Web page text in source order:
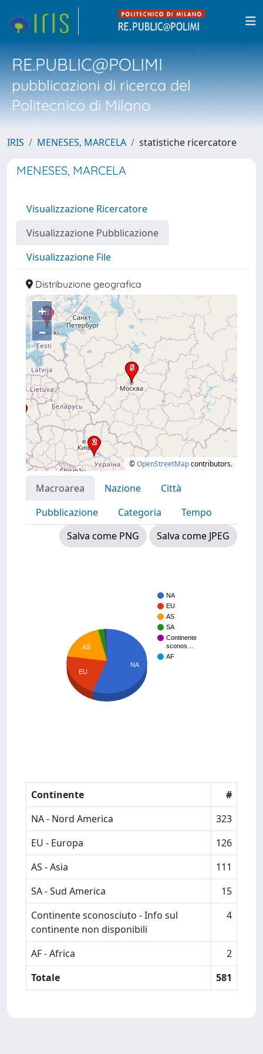
RE.PUBLIC@POLIMI
pubblicazioni di ricerca del
Politecnico di Milano
IRIS MENESES, MARCELA statistiche ricercatore
MENESES, MARCELA
Visualizzazione Ricercatore
Visualizzazione Pubblicazione
Visualizzazione File
Distribuzione geografica
+
–
©OpenStreetMapcontributors.
Macroarea Nazione
Città
Pubblicazione
Categoria
Tempo
Salva come PNG
Salva come JPEG
NA
EU
AS
SA
Continente
sconos…
AF
AS
EU
NA
Continente
#
NA - Nord America
323
EU - Europa
126
AS - Asia
111
SA - Sud America
15
Continente sconosciuto - Info sul
continente non disponibili
4
AF - Africa
2
Totale
581